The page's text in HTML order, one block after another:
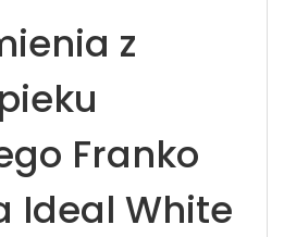
z
Franko
Ideal White